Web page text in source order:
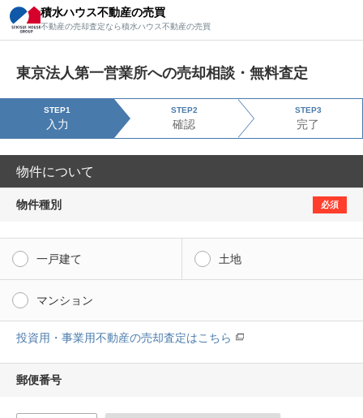
積水ハウス不動産の売買
不動産の売却査定なら積水ハウス不動産の売買
東京法人第一営業所への売却相談・無料査定
STEP1
入力
STEP2
確認
STEP3
完了
物件について
物件種別 必須
一戸建て 土地
マンション
投資用・事業用不動産の売却査定はこちら
郵便番号
積水ハウス不動産の売買
不動産の売却査定なら積水ハウス不動産の売買